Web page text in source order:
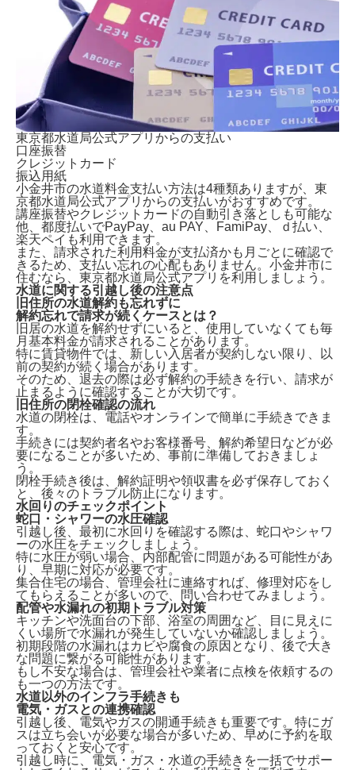
東京都水道局公式アプリからの支払い
口座振替
クレジットカード
振込用紙
小金井市の水道料金支払い方法は4種類ありますが、 東
京都水道局公式アプリからの支払いがおすすめです。
講座振替やクレジットカードの自動引き落としも可能な
他、都度払いでPayPay、au PAY、FamiPay、ｄ払い、
楽天ペイも利用できます。
また、請求された利用料金が支払済かも月ごとに確認で
きるため、支払い忘れの心配もありません。小金井市に
住むなら、東京都水道局公式アプリを利用しましょう。
水道に関する引越し後の注意点
旧住所の水道解約も忘れずに
解約忘れで請求が続くケースとは？
旧居の水道を解約せずにいる と、使用していなくても毎
月基本料金が請求されることがあります。
特に賃貸物件では、新しい入居者が契約しない限り、以
前の契約が続く場合があります。
そのため、退去の際は必ず解約の手続きを行い、請求が
止まるように確認することが大切です。
旧住所の閉栓確認の流れ
水道の閉栓は、 電話やオンラインで簡単に手続きできま
す。
手続きには契約者名やお客様番号、解約希望日などが必
要になることが多いため、事前に準備しておきましょ
う。
閉栓手続き後は、解約証明や領収書を必ず保存しておく
と、後々のトラブル防止になります。
水回りのチェックポイント
蛇口・シャワーの水圧確認
引越し後、最初に水回りを確認する際は、 蛇口やシャワ
ーの水圧をチェックしましょう。
特に水圧が弱い場合、内部配管に問題がある可能性があ
り、早期に対応が必要です。
集合住宅の場合、管理会社に連絡すれば、修理対応をし
てもらえることが多いので、問い合わせてみましょう。
配管や水漏れの初期トラブル対策
キッチンや洗面台の下部、浴室の周囲など、
目に見えに
くい場所で水漏れが発生していないか確認しましょう。
初期段階の水漏れはカビや腐食の原因となり、後で大き
な問題に繋がる可能性があります。
もし不安な場合は、管理会社や業者に点検を依頼するの
も一つの方法です。
水道以外のインフラ手続きも
電気・ガスとの連携確認
引越し後、電気やガスの開通手続きも重要です。特に ガ
スは立ち会いが必要な場合が多いため、早めに予約を取
っておくと安心です。
引越し時に、電気・ガス・水道の手続きを一括でサポー